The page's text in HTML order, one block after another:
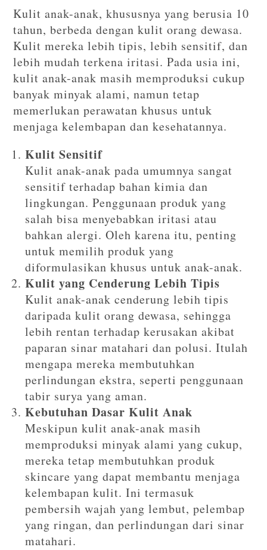
Kulit anak-anak, khususnya yang berusia 10
tahun, berbeda dengan kulit orang dewasa.
Kulit mereka lebih tipis, lebih sensitif, dan
lebih mudah terkena iritasi. Pada usia ini,
kulit anak-anak masih memproduksi cukup
banyak minyak alami, namun tetap
memerlukan perawatan khusus untuk
menjaga kelembapan dan kesehatannya.
Kulit Sensitif
Kulit anak-anak pada umumnya sangat
sensitif terhadap bahan kimia dan
lingkungan. Penggunaan produk yang
salah bisa menyebabkan iritasi atau
bahkan alergi. Oleh karena itu, penting
untuk memilih produk yang
diformulasikan khusus untuk anak-anak.
Kulit yang Cenderung Lebih Tipis
Kulit anak-anak cenderung lebih tipis
daripada kulit orang dewasa, sehingga
lebih rentan terhadap kerusakan akibat
paparan sinar matahari dan polusi. Itulah
mengapa mereka membutuhkan
perlindungan ekstra, seperti penggunaan
tabir surya yang aman.
Kebutuhan Dasar Kulit Anak
Meskipun kulit anak-anak masih
memproduksi minyak alami yang cukup,
mereka tetap membutuhkan produk
skincare yang dapat membantu menjaga
kelembapan kulit. Ini termasuk
pembersih wajah yang lembut, pelembap
yang ringan, dan perlindungan dari sinar
matahari.